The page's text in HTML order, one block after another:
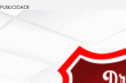
PUBLICIDADE